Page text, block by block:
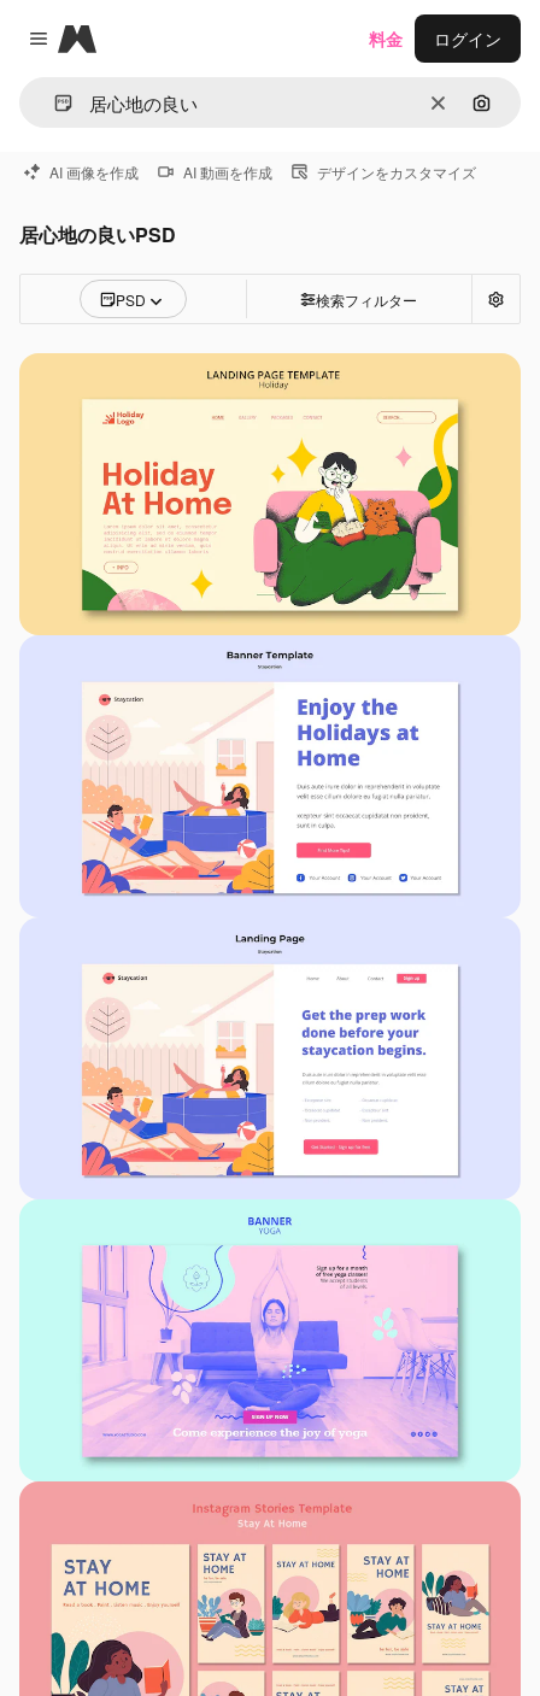
Close menu
Magnific
消去 画像で
料金 ログイン
AI 画像を作成 AI 動画を作成 デザインをカスタマイズ
居心地の良いPSD
PSD 検索フィルター